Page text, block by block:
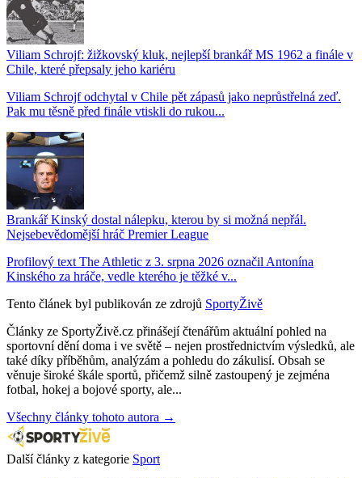
Viliam Schrojf: žižkovský kluk, nejlepší brankář MS 1962 a finále v
Chile, které přepsaly jeho kariéru
Viliam Schrojf odchytal v Chile pět zápasů jako neprůstřelná zeď.
Pak mu těsně před finále vtiskli do rukou...
Brankář Kinský dostal nálepku, kterou by si možná nepřál.
Nejsebevědomější hráč Premier League
Profilový text The Athletic z 3. srpna 2026 označil Antonína
Kinského za hráče, vedle kterého je těžké v...
Tento článek byl publikován ze zdrojů SportyŽivě
Články ze SportyŽivě.cz přinášejí čtenářům aktuální pohled na
sportovní dění doma i ve světě – nejen prostřednictvím výsledků, ale
také díky příběhům, analýzám a pohledu do zákulisí. Obsah se
věnuje široké škále sportů, přičemž silně zastoupený je zejména
fotbal, hokej a bojové sporty, ale...
Všechny články tohoto autora →
Další články z kategorie Sport